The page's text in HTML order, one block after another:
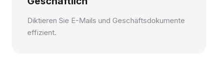
Diktieren Sie E-Mails und Geschäftsdokumente
effizient.